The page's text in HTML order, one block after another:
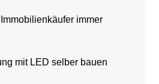
immer
mit LED selber bauen